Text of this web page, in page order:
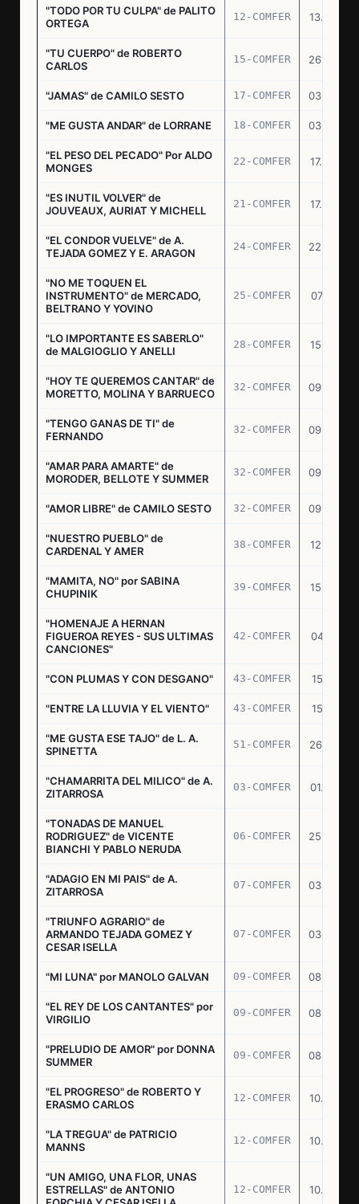
"TODO POR TU CULPA" de PALITO
ORTEGA
12-COMFER 13.05.76
"TU CUERPO" de ROBERTO
CARLOS
15-COMFER 26.05.76
"JAMAS" de CAMILO SESTO 17-COMFER 03.06.76
"ME GUSTA ANDAR" de LORRANE 18-COMFER 03.06.76
"EL PESO DEL PECADO" Por ALDO
MONGES
22-COMFER 17.06.76
"ES INUTIL VOLVER" de
JOUVEAUX, AURIAT Y MICHELL
21-COMFER 17.06.76
"EL CONDOR VUELVE" de A.
TEJADA GOMEZ Y E. ARAGON
24-COMFER 22.06.76
"NO ME TOQUEN EL
INSTRUMENTO" de MERCADO,
BELTRANO Y YOVINO
25-COMFER 07.07.76
"LO IMPORTANTE ES SABERLO"
de MALGIOGLIO Y ANELLI
28-COMFER 15.07.76
"HOY TE QUEREMOS CANTAR" de
MORETTO, MOLINA Y BARRUECO
32-COMFER 09.09.76
"TENGO GANAS DE TI" de
FERNANDO
32-COMFER 09.09.76
"AMAR PARA AMARTE" de
MORODER, BELLOTE Y SUMMER
32-COMFER 09.09.76
"AMOR LIBRE" de CAMILO SESTO 32-COMFER 09.09.76
"NUESTRO PUEBLO" de
CARDENAL Y AMER
38-COMFER 12.10.76
"MAMITA, NO" por SABINA
CHUPINIK
39-COMFER 15.10.76
"HOMENAJE A HERNAN
FIGUEROA REYES - SUS ULTIMAS
CANCIONES"
42-COMFER 04.11.76
"CON PLUMAS Y CON DESGANO" 43-COMFER 15.11.76
"ENTRE LA LLUVIA Y EL VIENTO" 43-COMFER 15.11.76
"ME GUSTA ESE TAJO" de L. A.
SPINETTA
51-COMFER 26.12.76
"CHAMARRITA DEL MILICO" de A.
ZITARROSA
03-COMFER 01.02.77
"TONADAS DE MANUEL
RODRIGUEZ" de VICENTE
BIANCHI Y PABLO NERUDA
06-COMFER 25.02.77
"ADAGIO EN MI PAIS" de A.
ZITARROSA
07-COMFER 03.03.77
"TRIUNFO AGRARIO" de
ARMANDO TEJADA GOMEZ Y
CESAR ISELLA
07-COMFER 03.03.77
"MI LUNA" por MANOLO GALVAN 09-COMFER 08.03.77
"EL REY DE LOS CANTANTES" por
VIRGILIO
09-COMFER 08.03.77
"PRELUDIO DE AMOR" por DONNA
SUMMER
09-COMFER 08.03.77
"EL PROGRESO" de ROBERTO Y
ERASMO CARLOS
12-COMFER 10.03.77
"LA TREGUA" de PATRICIO
MANNS
12-COMFER 10.03.77
"UN AMIGO, UNA FLOR, UNAS
ESTRELLAS" de ANTONIO
12-COMFER 10.03.77